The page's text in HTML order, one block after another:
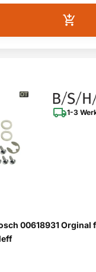
1-3
00618931 Orginal